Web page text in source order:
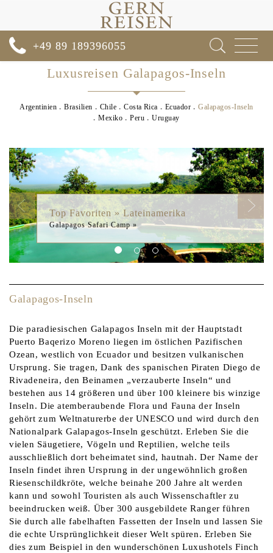
Toggle
+49 89 189396055
Luxusreisen Galapagos-Inseln
Argentinien Brasilien Chile Costa Rica Ecuador
Galapagos-Inseln
Mexiko
Peru Uruguay
Top Favoriten » Lateinamerika
Galapagos Safari Camp »
Previous Next
Galapagos-Inseln
Die paradiesischen Galapagos Inseln mit der Hauptstadt
Puerto Baqerizo Moreno liegen im östlichen Pazifischen
Ozean, westlich von Ecuador und besitzen vulkanischen
Ursprung. Sie tragen, Dank des spanischen Piraten Diego de
Rivadeneira, den Beinamen „verzauberte Inseln“ und
bestehen aus 14 größeren und über 100 kleinere bis winzige
Inseln. Die atemberaubende Flora und Fauna der Inseln
gehört zum Weltnaturerbe der UNESCO und wird durch den
Nationalpark Galapagos-Inseln geschützt. Erleben Sie die
vielen Säugetiere, Vögeln und Reptilien, welche teils
ausschließlich dort beheimatet sind, hautnah. Der Name der
Inseln findet ihren Ursprung in der ungewöhnlich großen
Riesenschildkröte, welche beinahe 200 Jahre alt werden
kann und sowohl Touristen als auch Wissenschaftler zu
beeindrucken weiß. Über 300 ausgebildete Ranger führen
Sie durch alle fabelhaften Fassetten der Inseln und lassen Sie
die echte Ursprünglichkeit dieser Welt spüren. Erleben Sie
dies zum Beispiel in den wunderschönen Luxushotels Finch